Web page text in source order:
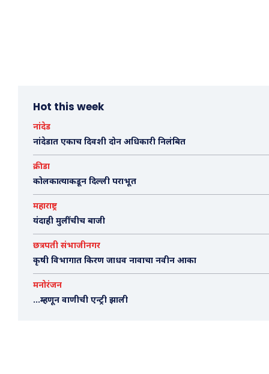
Hot this week
नांदेड
नांदेडात एकाच दिवशी दोन अधिकारी निलंबित
क्रीडा
कोलकात्याकडून दिल्ली पराभूत
महाराष्ट्र
यंदाही मुलींचीच बाजी
छत्रपती संभाजीनगर
कृषी विभागात किरण जाधव नावाचा नवीन आका
मनोरंजन
…म्हणून वाणीची एन्ट्री झाली